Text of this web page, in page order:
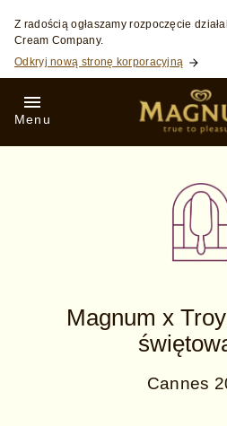
Skip to:
Z radością ogłaszamy rozpoczęcie
Cream Company.
Odkryj nową stronę korporacyjną
Menu
Magnum x
Cannes